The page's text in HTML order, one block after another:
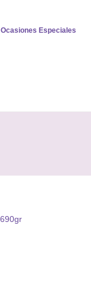
Ocasiones Especiales